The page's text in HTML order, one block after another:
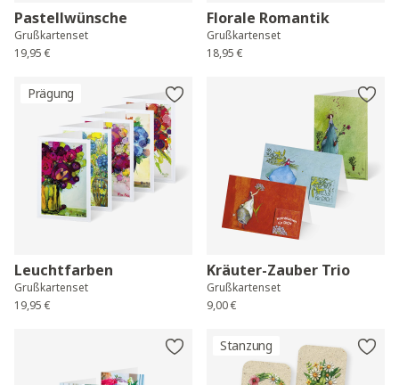
Pastellwünsche
Grußkartenset
19,95 €
Florale Romantik
Grußkartenset
18,95 €
Prägung
Leuchtfarben
Grußkartenset
19,95 €
Kräuter-Zauber Trio
Grußkartenset
9,00 €
Stanzung